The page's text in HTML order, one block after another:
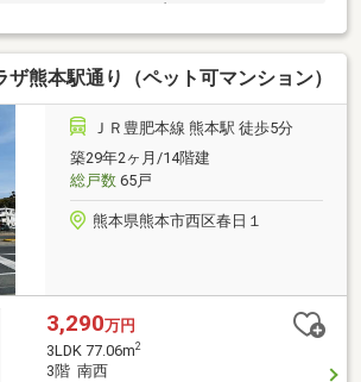
コンシェルジュサービスや各階ゴミ置き場
階を問わず、上質な住環境を実現します。
問わず、内覧のご予約をお待ちしておりま
内覧を含め、お気軽にお問い合わせくださ
国1000店舗以上展開中のCENTURY21加盟
KMにお任せ下さい。お客様の悩みを弊
りサポート致します！English and Chinese
提供英文和中文！
熊本駅通り（ペット可マンション）
ＪＲ豊肥本線 熊本駅 徒歩5分
築29年2ヶ月/14階建
総戸数65戸
熊本県熊本市西区春日１
3,290万円
3LDK 77.06m2
3階 南西